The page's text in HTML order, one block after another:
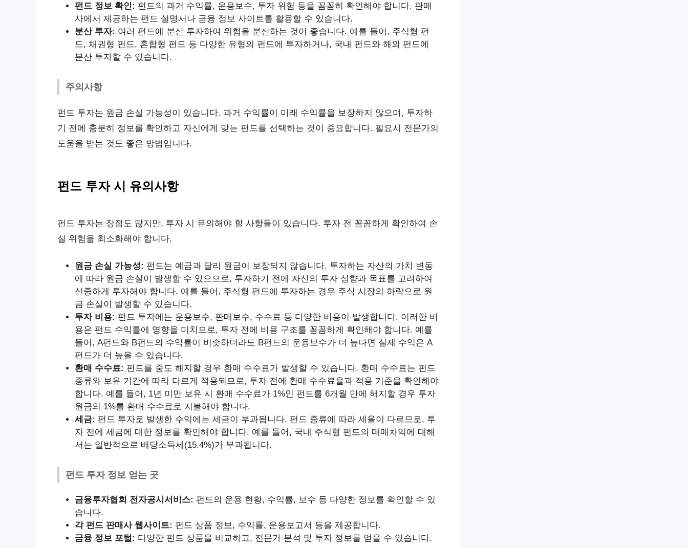
펀드 정보 확인: 펀드의 과거 수익률, 운용보수, 투자 위험 등을 꼼꼼히 확인해야 합니다. 판매
사에서 제공하는 펀드 설명서나 금융 정보 사이트를 활용할 수 있습니다.
분산 투자: 여러 펀드에 분산 투자하여 위험을 분산하는 것이 좋습니다. 예를 들어, 주식형 펀
드, 채권형 펀드, 혼합형 펀드 등 다양한 유형의 펀드에 투자하거나, 국내 펀드와 해외 펀드에
분산 투자할 수 있습니다.
주의사항
펀드 투자는 원금 손실 가능성이 있습니다. 과거 수익률이 미래 수익률을 보장하지 않으며, 투자하
기 전에 충분히 정보를 확인하고 자신에게 맞는 펀드를 선택하는 것이 중요합니다. 필요시 전문가의
도움을 받는 것도 좋은 방법입니다.
펀드 투자 시 유의사항
펀드 투자는 장점도 많지만, 투자 시 유의해야 할 사항들이 있습니다. 투자 전 꼼꼼하게 확인하여 손
실 위험을 최소화해야 합니다.
원금 손실 가능성: 펀드는 예금과 달리 원금이 보장되지 않습니다. 투자하는 자산의 가치 변동
에 따라 원금 손실이 발생할 수 있으므로, 투자하기 전에 자신의 투자 성향과 목표를 고려하여
신중하게 투자해야 합니다. 예를 들어, 주식형 펀드에 투자하는 경우 주식 시장의 하락으로 원
금 손실이 발생할 수 있습니다.
투자 비용: 펀드 투자에는 운용보수, 판매보수, 수수료 등 다양한 비용이 발생합니다. 이러한 비
용은 펀드 수익률에 영향을 미치므로, 투자 전에 비용 구조를 꼼꼼하게 확인해야 합니다. 예를
들어, A펀드와 B펀드의 수익률이 비슷하더라도 B펀드의 운용보수가 더 높다면 실제 수익은 A
펀드가 더 높을 수 있습니다.
환매 수수료: 펀드를 중도 해지할 경우 환매 수수료가 발생할 수 있습니다. 환매 수수료는 펀드
종류와 보유 기간에 따라 다르게 적용되므로, 투자 전에 환매 수수료율과 적용 기준을 확인해야
합니다. 예를 들어, 1년 미만 보유 시 환매 수수료가 1%인 펀드를 6개월 만에 해지할 경우 투자
원금의 1%를 환매 수수료로 지불해야 합니다.
세금: 펀드 투자로 발생한 수익에는 세금이 부과됩니다. 펀드 종류에 따라 세율이 다르므로, 투
자 전에 세금에 대한 정보를 확인해야 합니다. 예를 들어, 국내 주식형 펀드의 매매차익에 대해
서는 일반적으로 배당소득세(15.4%)가 부과됩니다.
펀드 투자 정보 얻는 곳
금융투자협회 전자공시서비스: 펀드의 운용 현황, 수익률, 보수 등 다양한 정보를 확인할 수 있
습니다.
각 펀드 판매사 웹사이트: 펀드 상품 정보, 수익률, 운용보고서 등을 제공합니다.
금융 정보 포털: 다양한 펀드 상품을 비교하고, 전문가 분석 및 투자 정보를 얻을 수 있습니다.